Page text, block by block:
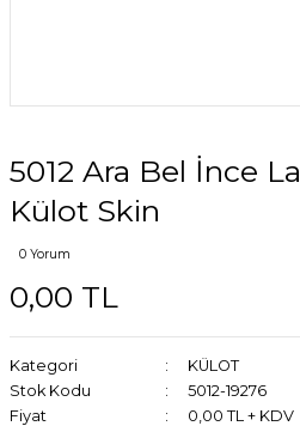
5012 Ara Bel İnce
Külot Skin
0 Yorum
0,00 TL
Kategori
KÜLOT
Stok Kodu
5012-19276
Fiyat
0,00 TL + KDV